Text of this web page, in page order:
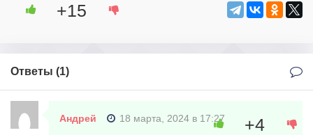
+15
Ответы (1)
Андрей 18 марта, 2024 в 17:27 +4